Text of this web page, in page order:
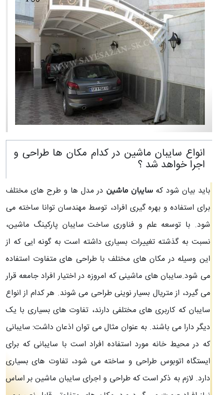
انواع سایبان ماشین در کدام مکان ها طراحی و
اجرا خواهد شد ؟
باید بیان شود که سایبان ماشین در مدل ها و طرح های مختلف
برای استفاده و بهره گیری افراد، توسط مهندسان توانا ساخته می
شود. با توسعه علم و فناوری ساخت سایبان پارکینگ ماشین،
نسبت به گذشته تغییرات بسیاری داشته است به گونه ایی که از
این وسیله در مکان های مختلف با طراحی های متفاوت استفاده
می شود.سایبان های ماشینی که امروزه در اختیار افراد جامعه قرار
می گیرد، از متریال بسیار نوینی طراحی می شوند. هر کدام از انواع
سایبان که کاربری های مختلفی دارند، تفاوت های بسیاری با یک
دیگر دارا می باشند. به عنوان مثال می توان اذعان داشت: سایبانی
که در محیط خانه مورد استفاده افراد است با سایبانی که برای
ایستگاه اتوبوس طراحی و ساخته می شود، تفاوت های بسیاری
دارد. لازم به ذکر است که طراحی و اجرای سایبان ماشین بر اساس